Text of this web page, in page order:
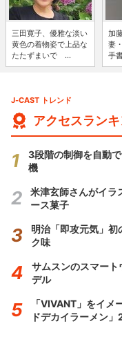
三田寛子、優雅な淡い
黄色の着物姿で上品な
たたずまいで ...
加
妻
手
J-CAST トレンド
アクセスラン
3段階の制御を自動
機
米津玄師さんがイラ
ース菓子
明治「即攻元気」
ク味
サムスンのスマー
デル
「VIVANT」をイ
ドデカイラーメン」